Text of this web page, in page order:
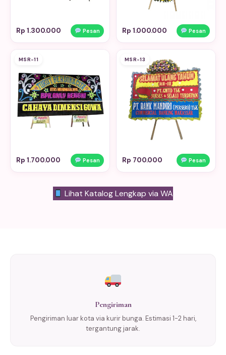
Rp 1.300.000 Pesan Rp 1.000.000 Pesan
MSR-11
Rp 1.700.000 Pesan
MSR-13
Rp 700.000 Pesan
Lihat Katalog Lengkap via WA
Pengiriman
Pengiriman luar kota via kurir bunga. Estimasi 1-2 hari,
tergantung jarak.